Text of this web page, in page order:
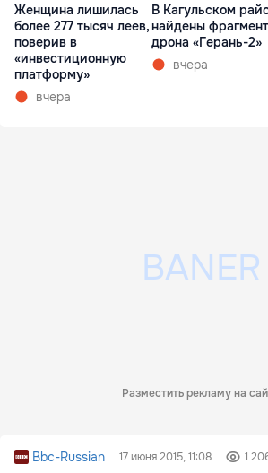
Женщина лишилась
более 277 тысяч леев,
поверив в
«инвестиционную
платформу»
вчера
В Кагульском
найдены
дрона «Герань-2»
вчера
Разместить рекламу на
Bbc-Russian 17 июня 2015, 11:08 1